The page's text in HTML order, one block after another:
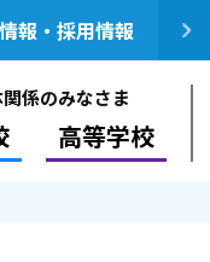
報・採用情報
係のみなさま
高等学校